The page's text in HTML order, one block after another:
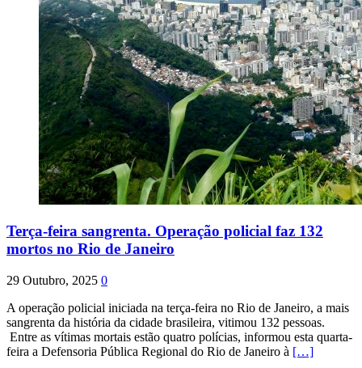
Terça-feira sangrenta. Operação policial faz 132
mortos no Rio de Janeiro
29 Outubro, 2025 0
A operação policial iniciada na terça-feira no Rio de Janeiro, a mais
sangrenta da história da cidade brasileira, vitimou 132 pessoas.
Entre as vítimas mortais estão quatro polícias, informou esta quarta-
feira a Defensoria Pública Regional do Rio de Janeiro à […]